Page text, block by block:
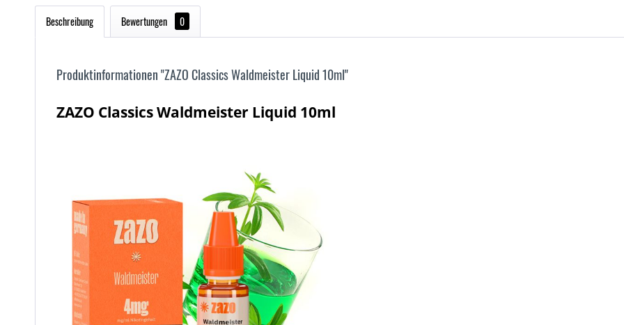
Beschreibung Bewertungen 0
Produktinformationen "ZAZO Classics Waldmeister Liquid 10ml"
ZAZO Classics Waldmeister Liquid 10ml